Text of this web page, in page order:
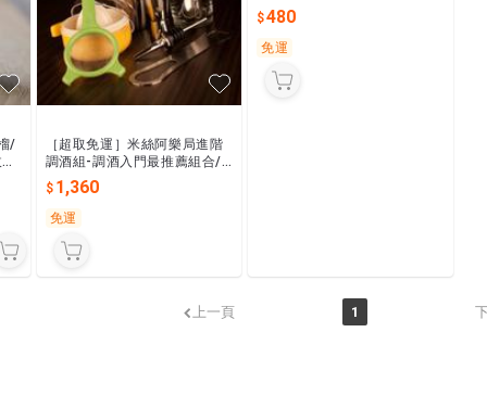
/
［超取免運］米絲阿樂局進階
調酒組-調酒入門最推薦組合/
全商品台製現貨出貨/米絲最熱
銷品項/搖盪攪拌一次買好
1,360
免運
意＆經典調酒酒譜/抽卡選調
酒/PVC防水
480
免運
上一頁 1